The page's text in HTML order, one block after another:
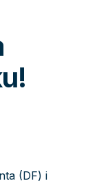
(DF) i